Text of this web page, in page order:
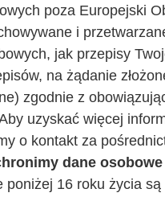
poza Europejski
i
jak przepisy
na żądanie
zgodnie z
uzyskać więcej
o kontakt za
dane
poniżej 16 roku życia